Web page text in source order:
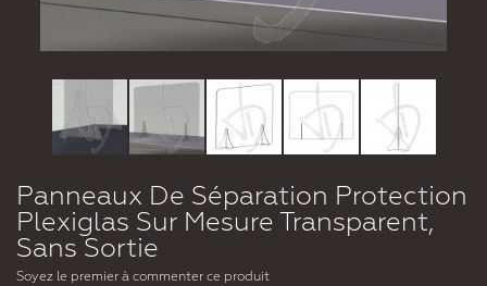
Panneaux De Séparation Protection
Plexiglas Sur Mesure Transparent,
Sans Sortie
Soyez le premier à commenter ce produit